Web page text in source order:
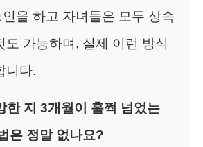
을 하고 자녀들은 모두 상속
도 가능하며, 실제 이런 방식
니다.
한 지 3개월이 훌쩍 넘었는
은 정말 없나요?